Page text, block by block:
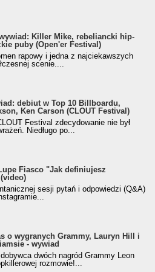
Killer Mike, rebeliancki hip-
puby (Open'er Festival)
rapowy i jedna z najciekawszych
scenie....
debiut w Top 10 Billboardu,
Ken Carson (CLOUT Festival)
Festival zdecydowanie nie był
Niedługo po...
Fiasco "Jak definiujesz
sesji pytań i odpowiedzi (Q&A)
o wygranych Grammy, Lauryn Hill i
- wywiad
dwóch nagród Grammy Leon
rozmowie!...